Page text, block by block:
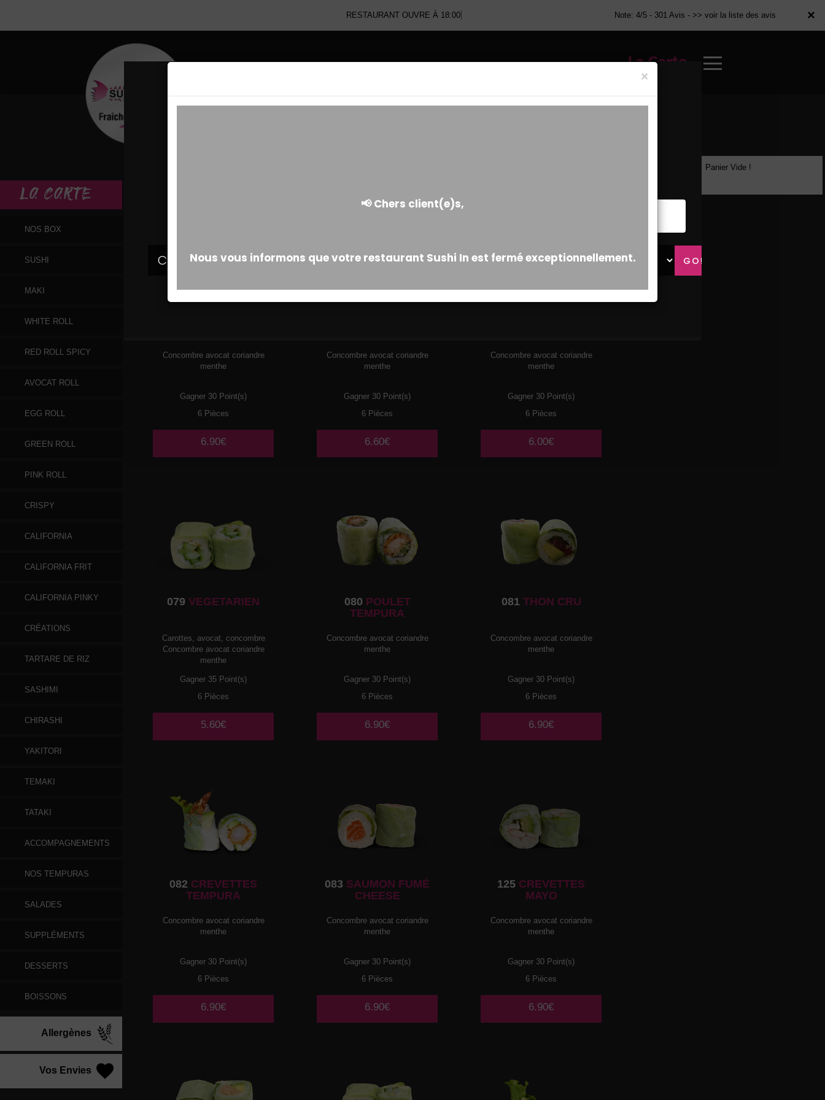
×
RESTAURANT OUVRE À 18:00 Note: 4/5 - 301 Avis - >> voir la liste des avis
La Carte
×
LA CARTE
NOS BOX
SUSHI
MAKI
WHITE ROLL
RED ROLL SPICY
AVOCAT ROLL
EGG ROLL
GREEN ROLL
PINK ROLL
CRISPY
CALIFORNIA
CALIFORNIA FRIT
CALIFORNIA PINKY
CRÉATIONS
TARTARE DE RIZ
SASHIMI
CHIRASHI
YAKITORI
TEMAKI
TATAKI
ACCOMPAGNEMENTS
NOS TEMPURAS
SALADES
SUPPLÉMENTS
DESSERTS
BOISSONS
Allergènes
Vos Envies
Concombre avocat coriandre
menthe
Gagner 30 Point(s)
6 Pièces
6.90€
Concombre avocat coriandre
menthe
Gagner 30 Point(s)
6 Pièces
6.60€
Concombre avocat coriandre
menthe
Gagner 30 Point(s)
6 Pièces
6.00€
079 VEGETARIEN
Carottes, avocat, concombre
Concombre avocat coriandre
menthe
Gagner 35 Point(s)
6 Pièces
5.60€
080 POULET
TEMPURA
Concombre avocat coriandre
menthe
Gagner 30 Point(s)
6 Pièces
6.90€
081THON CRU
Concombre avocat coriandre
menthe
Gagner 30 Point(s)
6 Pièces
6.90€
082 CREVETTES
TEMPURA
Concombre avocat coriandre
menthe
Gagner 30 Point(s)
6 Pièces
6.90€
083 SAUMON FUMÉ
CHEESE
Concombre avocat coriandre
menthe
Gagner 30 Point(s)
6 Pièces
6.90€
125 CREVETTES
MAYO
Concombre avocat coriandre
menthe
Gagner 30 Point(s)
6 Pièces
6.90€
Panier Vide !
×